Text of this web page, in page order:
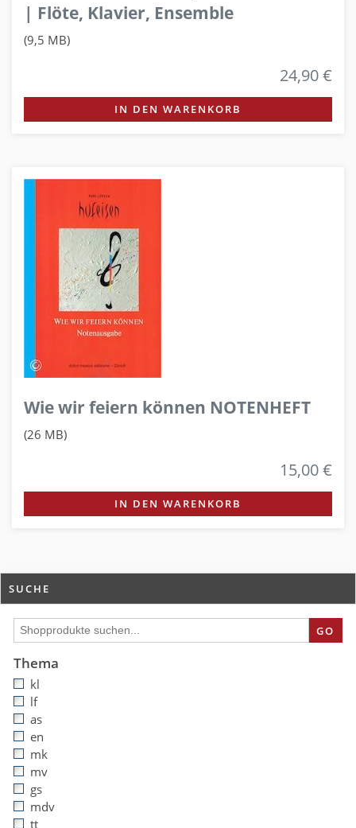
| Flöte, Klavier, Ensemble
(9,5 MB)
24,90 €
IN DEN WARENKORB
Wie wir feiern können NOTENHEFT
(26 MB)
15,00 €
IN DEN WARENKORB
SUCHE
GO
Thema
kl
lf
as
en
mk
mv
gs
mdv
tt